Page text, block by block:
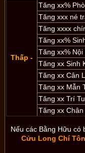
Thấp -
Tăng xx%
Tăng xxx né
Tăng xxxx
Tăng xx%
Tăng xx%
Tăng xx Sinh
Tăng xx Cân
Tăng xx Mẫn
Tăng xx Trí
Tăng xx
Nếu các Bằng Hữu có
Cửu Long Chí Tôn